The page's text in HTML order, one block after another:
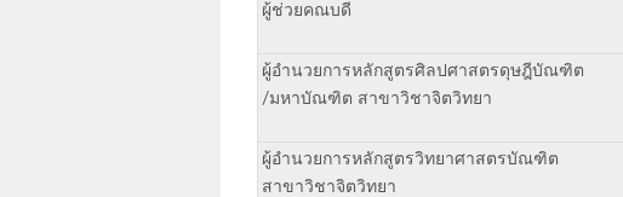
ผู้ช่วยคณบดี
ผู้อำนวยการหลักสูตรศิลปศาสตรดุษฎีบัณฑิต
/มหาบัณฑิต สาขาวิชาจิตวิทยา
ผู้อำนวยการหลักสูตรวิทยาศาสตรบัณฑิต
สาขาวิชาจิตวิทยา